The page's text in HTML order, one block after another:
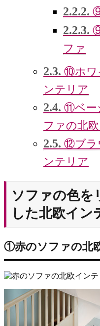
2.2.2.
2.2.3.
ファ
2.3. ⑩ホワ
ンテリア
2.4. ⑪ベー
ファの北
2.5. ⑫ブラ
ンテリア
ソファの色を
した北欧イン
①赤のソファの北